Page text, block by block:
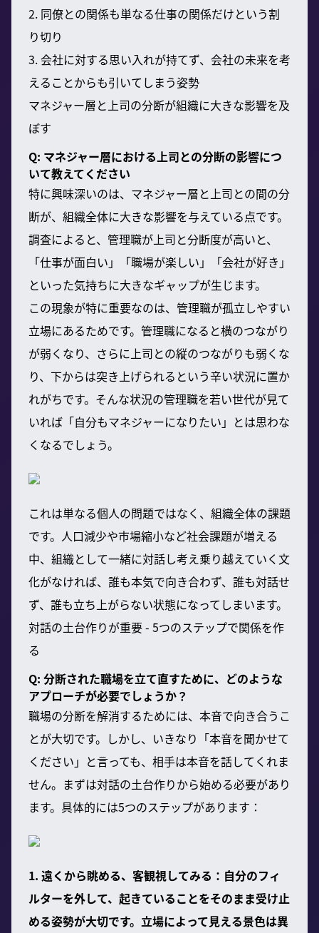
2. 同僚との関係も単なる仕事の関係だけという割
り切り
3. 会社に対する思い入れが持てず、会社の未来を考
えることからも引いてしまう姿勢
マネジャー層と上司の分断が組織に大きな影響を及
ぼす
Q: マネジャー層における上司との分断の影響につ
いて教えてください
特に興味深いのは、マネジャー層と上司との間の分
断が、組織全体に大きな影響を与えている点です。
調査によると、管理職が上司と分断度が高いと、
「仕事が面白い」「職場が楽しい」「会社が好き」
といった気持ちに大きなギャップが生じます。
この現象が特に重要なのは、管理職が孤立しやすい
立場にあるためです。管理職になると横のつながり
が弱くなり、さらに上司との縦のつながりも弱くな
り、下からは突き上げられるという辛い状況に置か
れがちです。そんな状況の管理職を若い世代が見て
いれば「自分もマネジャーになりたい」とは思わな
くなるでしょう。
これは単なる個人の問題ではなく、組織全体の課題
です。人口減少や市場縮小など社会課題が増える
中、組織として一緒に対話し考え乗り越えていく文
化がなければ、誰も本気で向き合わず、誰も対話せ
ず、誰も立ち上がらない状態になってしまいます。
対話の土台作りが重要 - 5つのステップで関係を作
る
Q: 分断された職場を立て直すために、どのような
アプローチが必要でしょうか？
職場の分断を解消するためには、本音で向き合うこ
とが大切です。しかし、いきなり「本音を聞かせて
ください」と言っても、相手は本音を話してくれま
せん。まずは対話の土台作りから始める必要があり
ます。具体的には5つのステップがあります：
1. 遠くから眺める、客観視してみる：自分のフィ
ルターを外して、起きていることをそのまま受け止
める姿勢が大切です。立場によって見える景色は異